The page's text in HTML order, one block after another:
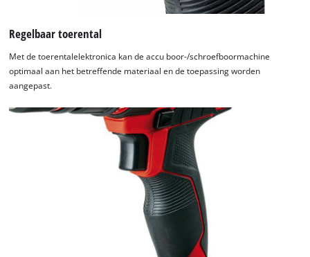
We hebben uw toestemming nodig om
de Google Maps dienst te laden!
This content is not permitted to load due
to trackers that are not disclosed to the
Regelbaar toerental
Met de toerentalelektronica kan de accu boor-/schroefboormachine
optimaal aan het betreffende materiaal en de toepassing worden
aangepast.